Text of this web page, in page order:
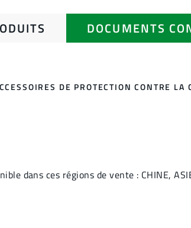
DOCUMENTS
DE PROTECTION CONTRE LA
dans ces régions de vente : CHINE,